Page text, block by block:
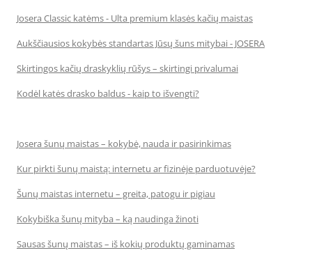
Josera Classic katėms - Ulta premium klasės kačių maistas
Aukščiausios kokybės standartas Jūsų šuns mitybai - JOSERA
Skirtingos kačių draskyklių rūšys – skirtingi privalumai
Kodėl katės drasko baldus - kaip to išvengti?
Josera šunų maistas – kokybė, nauda ir pasirinkimas
Kur pirkti šunų maistą: internetu ar fizinėje parduotuvėje?
Šunų maistas internetu – greita, patogu ir pigiau
Kokybiška šunų mityba – ką naudinga žinoti
Sausas šunų maistas – iš kokių produktų gaminamas